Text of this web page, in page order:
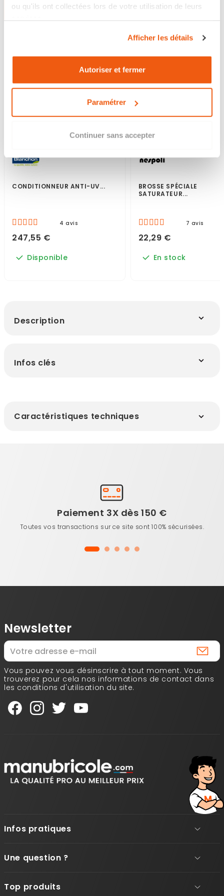
ou qu'ils ont collectées lors de votre utilisation de leurs
Afficher les détails
Autoriser et fermer
Paramétrer
Continuer sans accepter
CONDITIONNEUR ANTI-UV...
4 avis
247,55 €
Disponible
BROSSE SPÉCIALE
SATURATEUR...
7 avis
22,29 €
En stock
Description
Infos clés
Caractéristiques techniques
Paiement 3X dès 150 €
Toutes vos transactions sur ce site sont 100% sécurisées.
Newsletter
Vous pouvez vous désinscrire à tout moment. Vous
trouverez pour cela nos informations de contact dans
les conditions d'utilisation du site.
Infos pratiques
Une question ?
Top produits